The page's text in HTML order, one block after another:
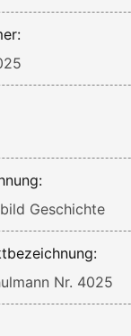
Geschichte
Nr. 4025